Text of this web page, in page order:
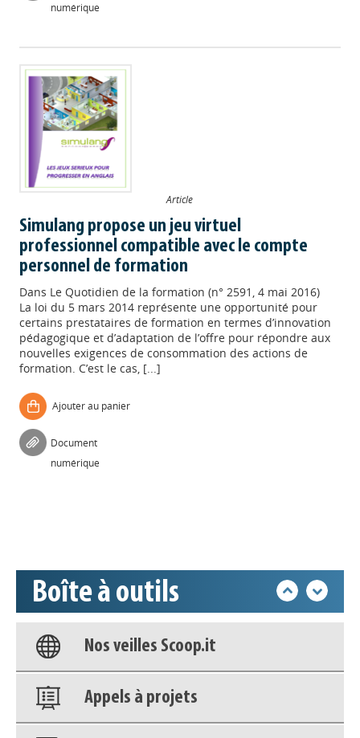
numérique
Article
Simulang propose un jeu virtuel
professionnel compatible avec le compte
personnel de formation
Dans Le Quotidien de la formation (n° 2591, 4 mai 2016)
La loi du 5 mars 2014 représente une opportunité pour
certains prestataires de formation en termes d’innovation
pédagogique et d’adaptation de l’offre pour répondre aux
nouvelles exigences de consommation des actions de
formation. C’est le cas, [...]
Ajouter au panier
Document
numérique
Boîte à outils
Base documentaire
Nos veilles Scoop.it
Appels à projets